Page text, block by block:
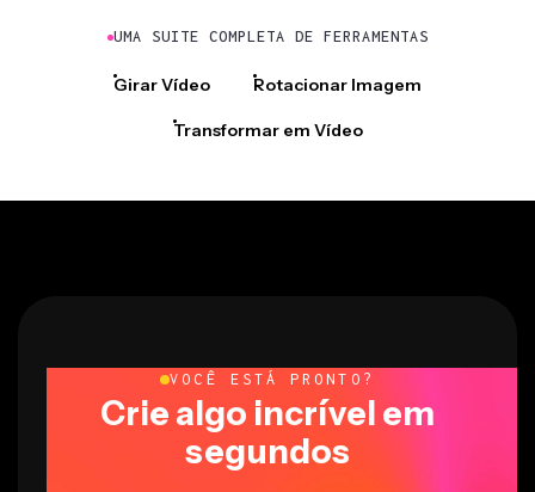
UMA SUITE COMPLETA DE FERRAMENTAS
Girar Vídeo Rotacionar Imagem
Transformar em Vídeo
VOCÊ ESTÁ PRONTO?
Crie algo incrível em
segundos